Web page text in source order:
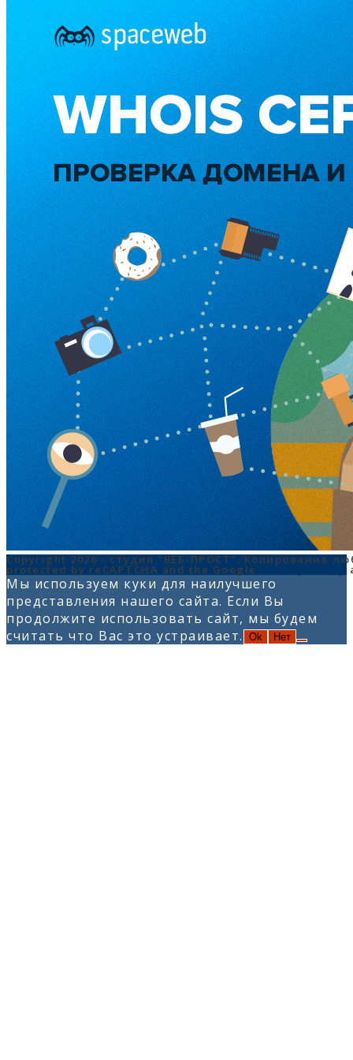
Copyright 2026 - студия "ВЕБ-ПРОСТ". Копирование
protected by reCAPTCHA and the Google Privacy Policy
Мы используем куки для наилучшего
представления нашего сайта. Если Вы
продолжите использовать сайт, мы будем
считать что Вас это устраивает.
Ok Нет